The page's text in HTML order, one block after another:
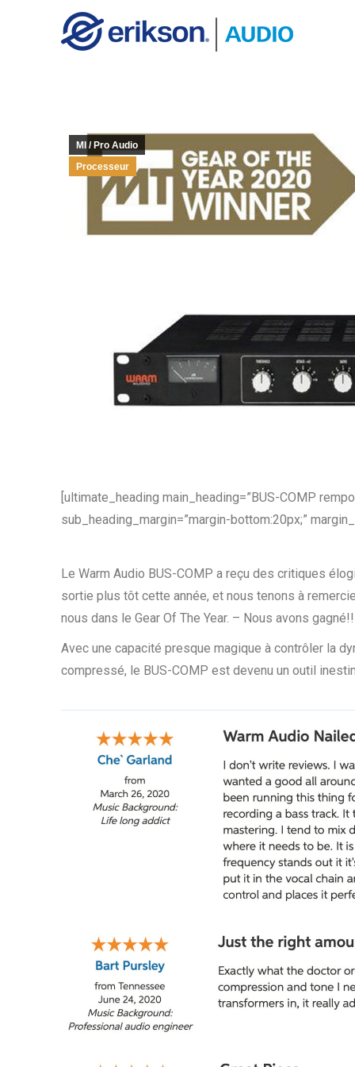
MI / Pro Audio
Processeur
[ultimate_heading main_heading=”BUS-COMP
sub_heading_margin=”margin-bottom:20px;”
Le Warm Audio BUS-COMP a reçu des critiques
sortie plus tôt cette année, et nous tenons à
nous dans le Gear Of The Year. – Nous avons gagné!!
Avec une capacité presque magique à contrôler la
compressé, le BUS-COMP est devenu un outil